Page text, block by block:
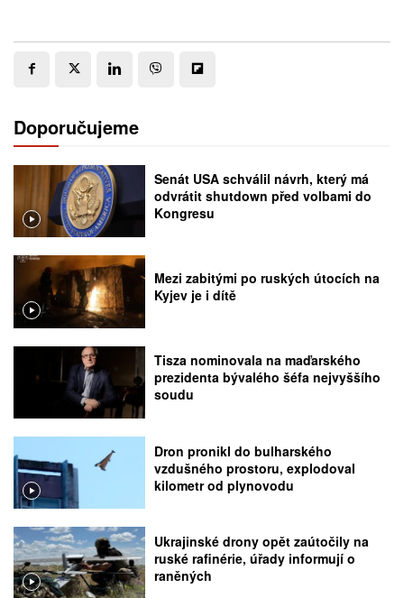
Doporučujeme
Senát USA schválil návrh, který má
odvrátit shutdown před volbami do
Kongresu
Mezi zabitými po ruských útocích na
Kyjev je i dítě
Tisza nominovala na maďarského
prezidenta bývalého šéfa nejvyššího
soudu
Dron pronikl do bulharského
vzdušného prostoru, explodoval
kilometr od plynovodu
Ukrajinské drony opět zaútočily na
ruské rafinérie, úřady informují o
raněných